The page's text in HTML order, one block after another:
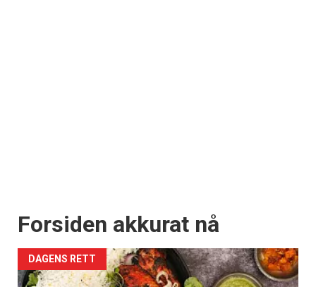
Forsiden akkurat nå
DAGENS RETT